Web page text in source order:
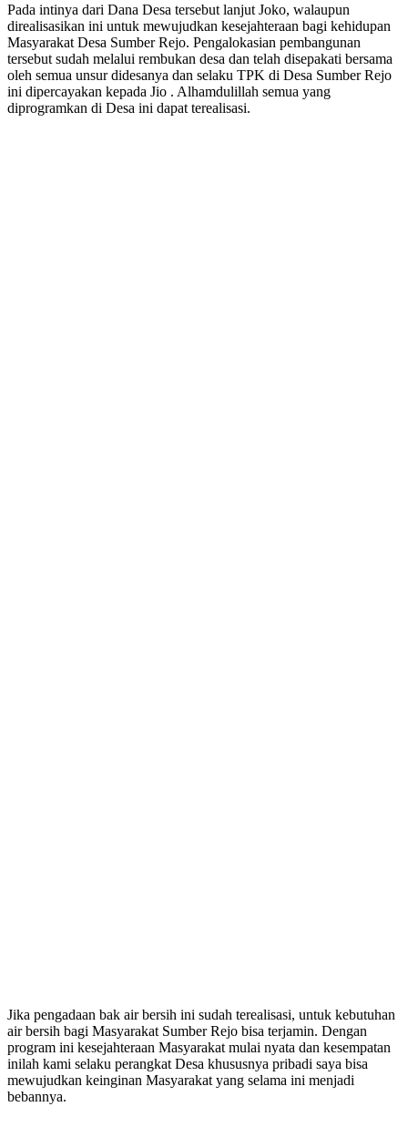
Pada intinya dari Dana Desa tersebut lanjut Joko, walaupun
direalisasikan ini untuk mewujudkan kesejahteraan bagi kehidupan
Masyarakat Desa Sumber Rejo. Pengalokasian pembangunan
tersebut sudah melalui rembukan desa dan telah disepakati bersama
oleh semua unsur didesanya dan selaku TPK di Desa Sumber Rejo
ini dipercayakan kepada Jio . Alhamdulillah semua yang
diprogramkan di Desa ini dapat terealisasi.
Jika pengadaan bak air bersih ini sudah terealisasi, untuk kebutuhan
air bersih bagi Masyarakat Sumber Rejo bisa terjamin. Dengan
program ini kesejahteraan Masyarakat mulai nyata dan kesempatan
inilah kami selaku perangkat Desa khususnya pribadi saya bisa
mewujudkan keinginan Masyarakat yang selama ini menjadi
bebannya.